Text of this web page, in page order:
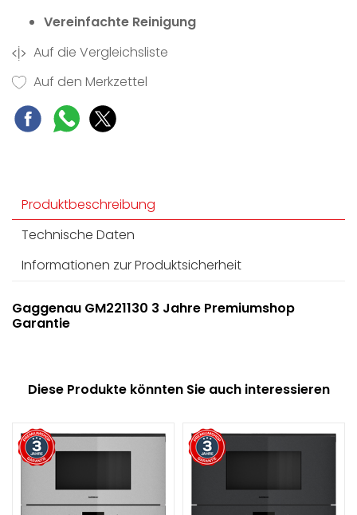
Vereinfachte Reinigung
Auf die Vergleichsliste
Auf den Merkzettel
Produktbeschreibung
Technische Daten
Informationen zur Produktsicherheit
Gaggenau GM221130 3 Jahre Premiumshop
Garantie
Diese Produkte könnten Sie auch interessieren